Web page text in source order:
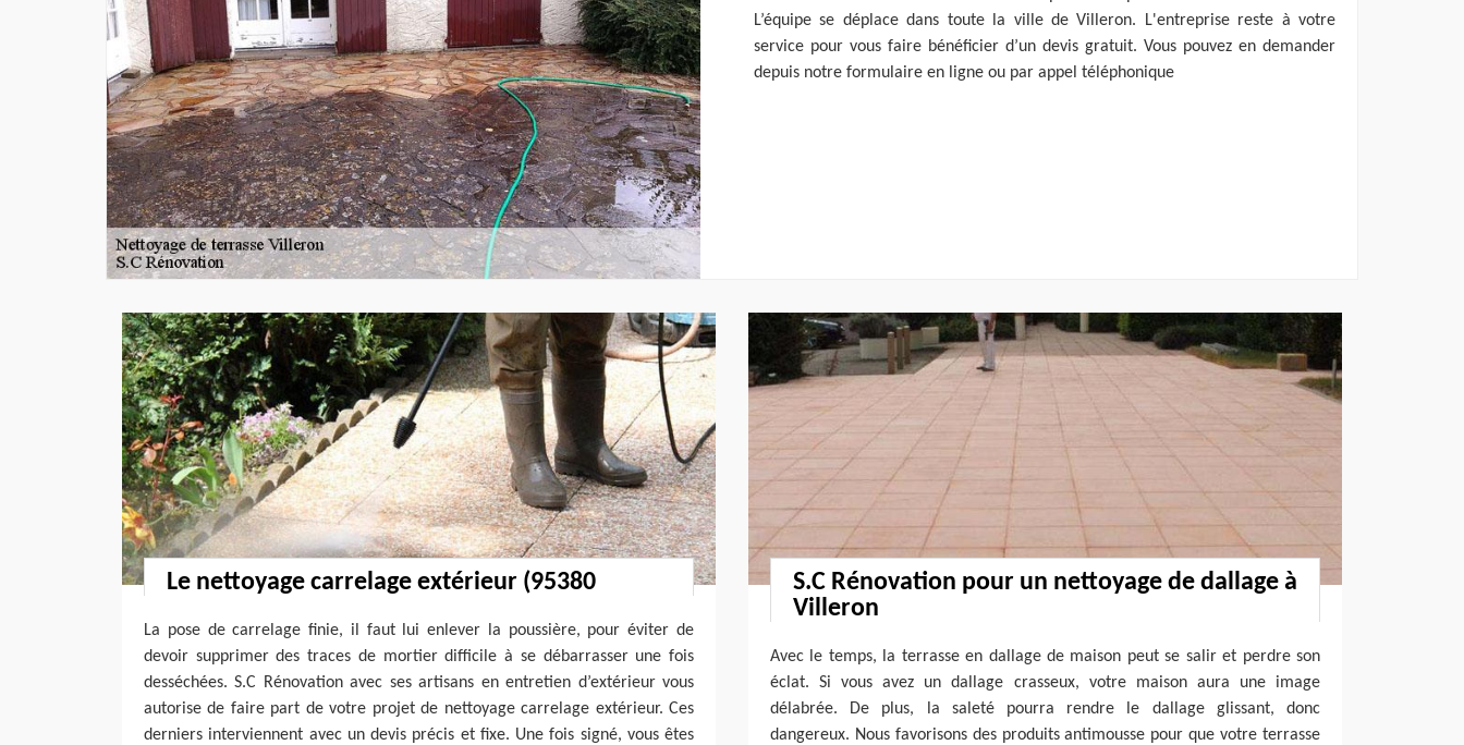
L’équipe se déplace dans toute la ville de Villeron. L'entreprise reste à votre
service pour vous faire bénéficier d’un devis gratuit. Vous pouvez en demander
depuis notre formulaire en ligne ou par appel téléphonique
Le nettoyage carrelage extérieur (95380
La pose de carrelage finie, il faut lui enlever la poussière, pour éviter de
devoir supprimer des traces de mortier difficile à se débarrasser une fois
desséchées. S.C Rénovation avec ses artisans en entretien d’extérieur vous
autorise de faire part de votre projet de nettoyage carrelage extérieur. Ces
derniers interviennent avec un devis précis et fixe. Une fois signé, vous êtes
S.C Rénovation pour un nettoyage de dallage à
Villeron
Avec le temps, la terrasse en dallage de maison peut se salir et perdre son
éclat. Si vous avez un dallage crasseux, votre maison aura une image
délabrée. De plus, la saleté pourra rendre le dallage glissant, donc
dangereux. Nous favorisons des produits antimousse pour que votre terrasse